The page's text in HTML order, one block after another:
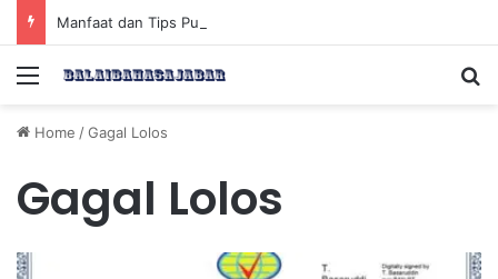
Manfaat dan Tips Puasa untuk Kesehatan Optimal
Menu
Home /Gagal Lolos
Gagal Lolos